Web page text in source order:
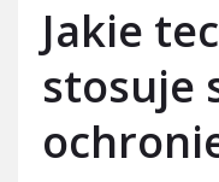
Jakie
stosuje